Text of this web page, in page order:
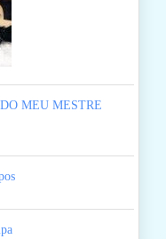
MEU MESTRE